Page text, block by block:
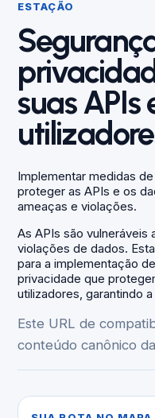
ESTAÇÃO
suas APIs
Implementar medidas
proteger as APIs e os
ameaças e violações.
As APIs são vulneráveis
violações de dados.
para a implementação
privacidade que
utilizadores, garantindo
Este URL de
conteúdo canônico